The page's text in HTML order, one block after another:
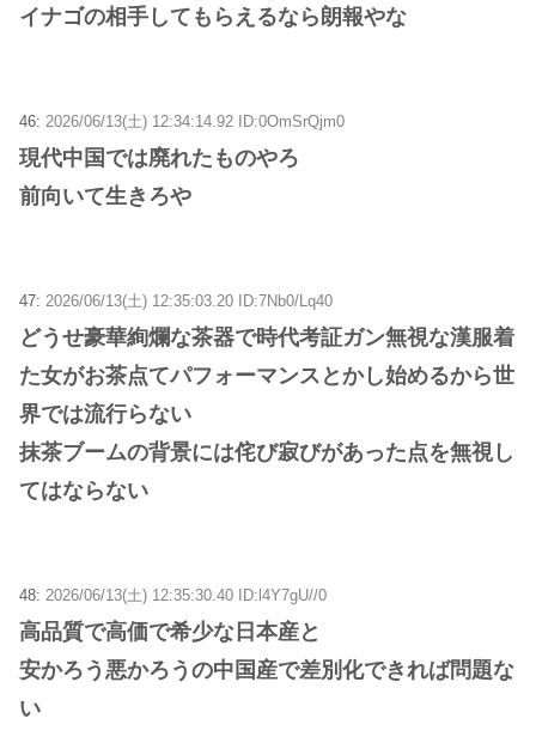
イナゴの相手してもらえるなら朗報やな
46: 2026/06/13(土) 12:34:14.92 ID:0OmSrQjm0
現代中国では廃れたものやろ
前向いて生きろや
47: 2026/06/13(土) 12:35:03.20 ID:7Nb0/Lq40
どうせ豪華絢爛な茶器で時代考証ガン無視な漢服着
た女がお茶点てパフォーマンスとかし始めるから世
界では流行らない
抹茶ブームの背景には侘び寂びがあった点を無視し
てはならない
48: 2026/06/13(土) 12:35:30.40 ID:l4Y7gU//0
高品質で高価で希少な日本産と
安かろう悪かろうの中国産で差別化できれば問題な
い